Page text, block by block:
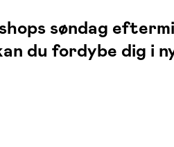
søndag
du fordybe dig i